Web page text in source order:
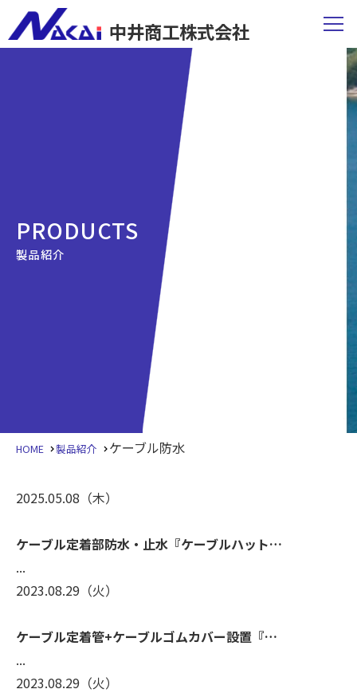
中井商工株式会社
PRODUCTS
製品紹介
HOME 製品紹介 ケーブル防水
2025.05.08 （木）
ケーブル定着部防水・止水『ケーブルハット…
...
2023.08.29 （火）
ケーブル定着管+ケーブルゴムカバー設置『…
...
2023.08.29 （火）